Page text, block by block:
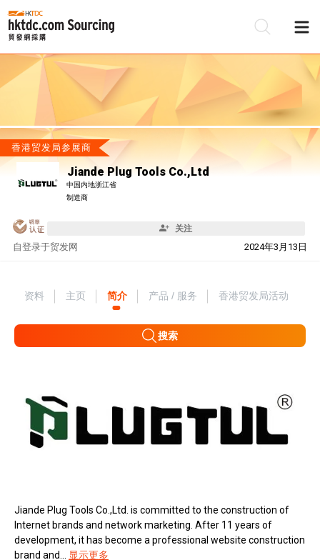
香港贸发局参展商
Jiande Plug Tools Co.,Ltd
中国内地浙江省
制造商
关注
自 2024年3月13日
登录于贸发网
资料 主页 简介 产品 / 服务 香港贸发局活动
搜索
Jiande Plug Tools Co.,Ltd. is committed to the construction of
Internet brands and network marketing. After 11 years of
development, it has become a professional website construction
brand and... 显示更多